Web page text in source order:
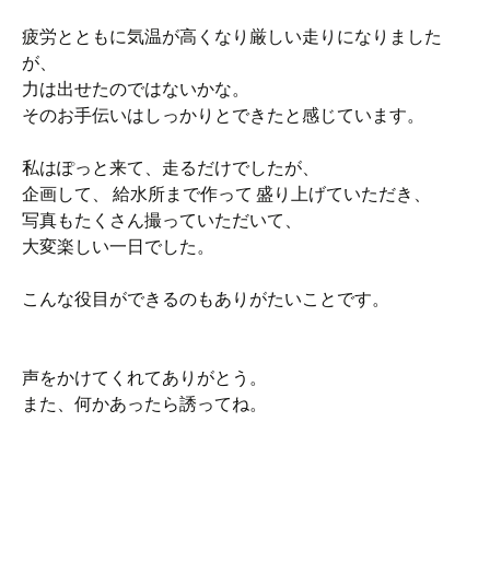
疲労とともに気温が高くなり厳しい走りになりました
が、
力は出せたのではないかな。
そのお手伝いはしっかりとできたと感じています。
私はぽっと来て、走るだけでしたが、
企画して、 給水所まで作って 盛り上げていただき、
写真もたくさん撮っていただいて、
大変楽しい一日でした。
こんな役目ができるのもありがたいことです。
声をかけてくれてありがとう。
また、何かあったら誘ってね。